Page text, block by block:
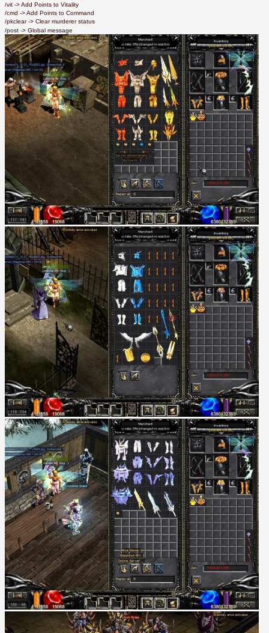
/vit -> Add Points to Vitality
/cmd -> Add Points to Command
/pkclear -> Clear murderer status
/post -> Global message